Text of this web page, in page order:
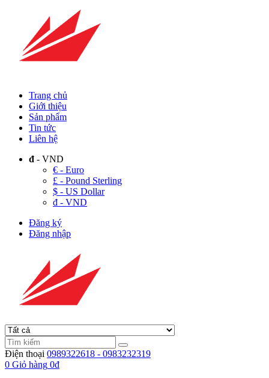
Trang chủ
Giới thiệu
Sản phẩm
Tin tức
Liên hệ
đ - VND
€ - Euro
£ - Pound Sterling
$ - US Dollar
đ - VND
Đăng ký
Đăng nhập
Điện thoại 0989322618 - 0983232319
0 Giỏ hàng 0đ